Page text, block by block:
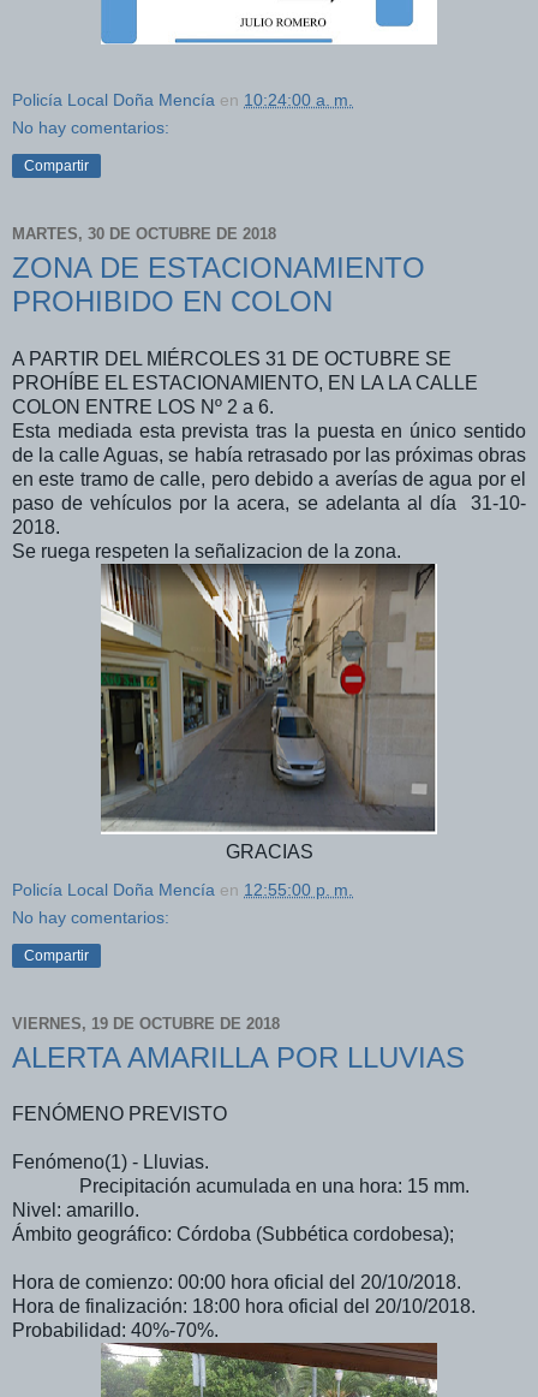
Policía Local Doña Mencía en 10:24:00 a. m.
No hay comentarios:
Compartir
MARTES, 30 DE OCTUBRE DE 2018
ZONA DE ESTACIONAMIENTO
PROHIBIDO EN COLON
A PARTIR DEL MIÉRCOLES 31 DE OCTUBRE SE
PROHÍBE EL ESTACIONAMIENTO, EN LA LA CALLE
COLON ENTRE LOS Nº 2 a 6.
Esta mediada esta prevista tras la puesta en único sentido
de la calle Aguas, se había retrasado por las próximas obras
en este tramo de calle, pero debido a averías de agua por el
paso de vehículos por la acera, se adelanta al día 31-10-
2018.
Se ruega respeten la señalizacion de la zona.
GRACIAS
Policía Local Doña Mencía en 12:55:00 p. m.
No hay comentarios:
Compartir
VIERNES, 19 DE OCTUBRE DE 2018
ALERTA AMARILLA POR LLUVIAS
FENÓMENO PREVISTO
Fenómeno(1) - Lluvias.
Precipitación acumulada en una hora: 15 mm.
Nivel: amarillo.
Ámbito geográfico: Córdoba (Subbética cordobesa);
Hora de comienzo: 00:00 hora oficial del 20/10/2018.
Hora de finalización: 18:00 hora oficial del 20/10/2018.
Probabilidad: 40%-70%.